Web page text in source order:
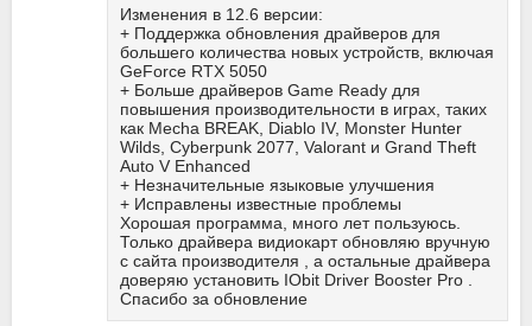
Изменения в 12.6 версии:
+ Поддержка обновления драйверов для
большего количества новых устройств, включая
GeForce RTX 5050
+ Больше драйверов Game Ready для
повышения производительности в играх, таких
как Mecha BREAK, Diablo IV, Monster Hunter
Wilds, Cyberpunk 2077, Valorant и Grand Theft
Auto V Enhanced
+ Незначительные языковые улучшения
+ Исправлены известные проблемы
Хорошая программа, много лет пользуюсь.
Только драйвера видиокарт обновляю вручную
с сайта производителя , а остальные драйвера
доверяю установить IObit Driver Booster Pro .
Спасибо за обновление